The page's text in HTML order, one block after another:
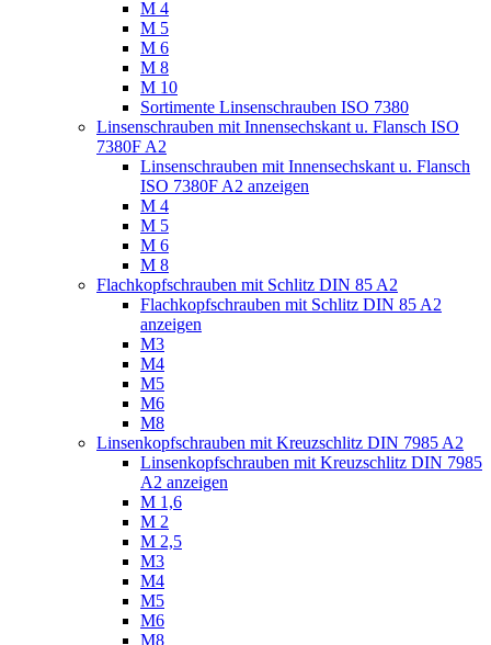
M 4
M 5
M 6
M 8
M 10
Sortimente Linsenschrauben ISO 7380
Linsenschrauben mit Innensechskant u. Flansch ISO
7380F A2
Linsenschrauben mit Innensechskant u. Flansch
ISO 7380F A2 anzeigen
M 4
M 5
M 6
M 8
Flachkopfschrauben mit Schlitz DIN 85 A2
Flachkopfschrauben mit Schlitz DIN 85 A2
anzeigen
M3
M4
M5
M6
M8
Linsenkopfschrauben mit Kreuzschlitz DIN 7985 A2
Linsenkopfschrauben mit Kreuzschlitz DIN 7985
A2 anzeigen
M 1,6
M 2
M 2,5
M3
M4
M5
M6
M8